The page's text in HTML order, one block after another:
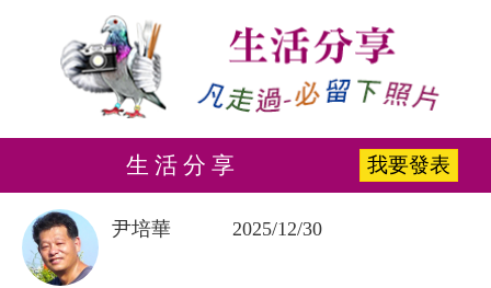
生 活 分 享 我要發表
尹培華 2025/12/30